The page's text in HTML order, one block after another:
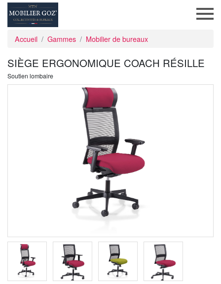
Accueil Gammes Mobilier de bureaux
SIÈGE ERGONOMIQUE COACH RÉSILLE
Soutien lombaire